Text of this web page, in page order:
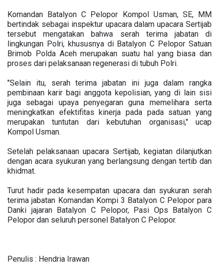
Komandan Batalyon C Pelopor Kompol Usman, SE, MM
bertindak sebagai inspektur upacara dalam upacara Sertijab
tersebut mengatakan bahwa serah terima jabatan di
lingkungan Polri, khususnya di Batalyon C Pelopor Satuan
Brimob Polda Aceh merupakan suatu hal yang biasa dan
proses dari pelaksanaan regenerasi di tubuh Polri.
"Selain itu, serah terima jabatan ini juga dalam rangka
pembinaan karir bagi anggota kepolisian, yang di lain sisi
juga sebagai upaya penyegaran guna memelihara serta
meningkatkan efektifitas kinerja pada pada satuan yang
merupakan tuntutan dari kebutuhan organisasi," ucap
Kompol Usman.
Setelah pelaksanaan upacara Sertijab, kegiatan dilanjutkan
dengan acara syukuran yang berlangsung dengan tertib dan
khidmat.
Turut hadir pada kesempatan upacara dan syukuran serah
terima jabatan Komandan Kompi 3 Batalyon C Pelopor para
Danki jajaran Batalyon C Pelopor, Pasi Ops Batalyon C
Pelopor dan seluruh personel Batalyon C Pelopor.
Penulis : Hendria Irawan